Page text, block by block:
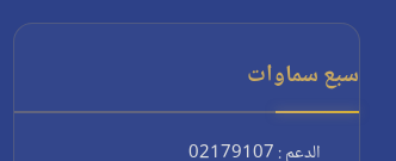
سبع سماوات
الدعم : 02179107